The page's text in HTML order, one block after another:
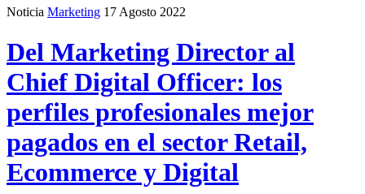
Noticia Marketing 17 Agosto 2022
Del Marketing Director al
Chief Digital Officer: los
perfiles profesionales mejor
pagados en el sector Retail,
Ecommerce y Digital